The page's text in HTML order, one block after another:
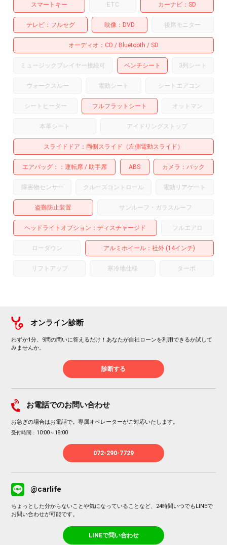
スマートキー ETC カーナビ SD
テレビ フルセグ 映像 DVD 後席モニター
オーディオ CD Bluetooth SD
ミュージックプレイヤー接続可 ベンチシート 3列シート
ウォークスルー 電動シート シートエアコン
シートヒーター フルフラットシート オットマン
本革シート アイドリングストップ
スライドドア 両側スライド（左側電動スライド）
エアバッグ： 運転席 助手席 ABS カメラ バック
障害物センサー クルーズコントロール 電動リアゲート
盗難防止装置 サンルーフ・ガラスルーフ
ヘッドライトオプション ディスチャージド フルエアロ
ローダウン アルミホイール ：社外 (14インチ)
リフトアップ 寒冷地仕様 ターボ
オンライン診断
わずか1分、9問の問いに答えるだけ！あなたが自社ローンを利用できるか試して
みませんか。
診断する
お電話でのお問い合わせ
お急ぎの場合はお電話で。専属オペレーターがご対応いたします。
受付時間：10:00～18:00
072-290-7729
@carlife
ちょっとした分からないことや気になっていることなど、24時間いつでもLINEで
お問い合わせが可能です。
LINEで問い合わせ